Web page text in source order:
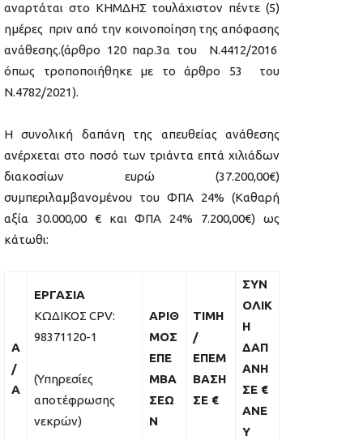
αναρτάται στο ΚΗΜΔΗΣ τουλάχιστον πέντε (5)
ημέρες πριν από την κοινοποίηση της απόφασης
ανάθεσης.(άρθρο 120 παρ.3α του Ν.4412/2016
όπως τροποποιήθηκε με το άρθρο 53 του
Ν.4782/2021).
Η συνολική δαπάνη της απευθείας ανάθεσης
ανέρχεται στο ποσό των τριάντα επτά χιλιάδων
διακοσίων ευρώ (37.200,00€)
συμπεριλαμβανομένου του ΦΠΑ 24% (Καθαρή
αξία 30.000,00 € και ΦΠΑ 24% 7.200,00€) ως
κάτωθι:
Α
/
Α
ΕΡΓΑΣΙΑ
ΚΩΔΙΚΟΣ CPV:
98371120-1
(Υπηρεσίες
αποτέφρωσης
νεκρών)
ΑΡΙΘ
ΜΟΣ
ΕΠΕ
ΜΒΑ
ΣΕΩ
Ν
ΤΙΜΗ
/
ΕΠΕΜ
ΒΑΣΗ
ΣΕ €
ΣΥΝ
ΟΛΙΚ
Η
ΔΑΠ
ΑΝΗ
ΣΕ €
ΑΝΕ
Υ